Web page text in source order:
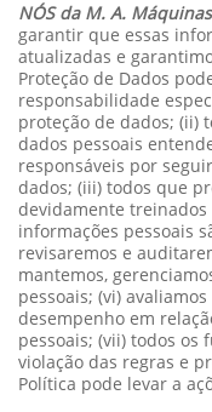
NÓS da M. A. Máquinas
garantir que essas
atualizadas e
Proteção de Dados
responsabilidade
proteção de dados; (ii)
dados pessoais
responsáveis por
dados; (iii) todos que
devidamente treinados
informações pessoais
revisaremos e
mantemos,
pessoais; (vi)
desempenho em
pessoais; (vii) todos os
violação das regras e
Política pode levar a